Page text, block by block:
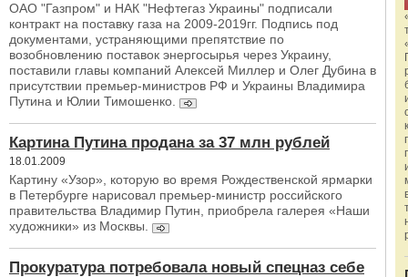
ОАО "Газпром" и НАК "Нефтегаз Украины" подписали
контракт на поставку газа на 2009-2019гг. Подпись под
документами, устраняющими препятствие по
возобновлению поставок энергосырья через Украину,
поставили главы компаний Алексей Миллер и Олег Дубина в
присутствии премьер-министров РФ и Украины Владимира
Путина и Юлии Тимошенко.
Картина Путина продана за 37 млн рублей
18.01.2009
Картину «Узор», которую во время Рождественской ярмарки
в Петербурге нарисовал премьер-министр российского
правительства Владимир Путин, приобрела галерея «Наши
художники» из Москвы.
Прокуратура потребовала новый спецназ себе